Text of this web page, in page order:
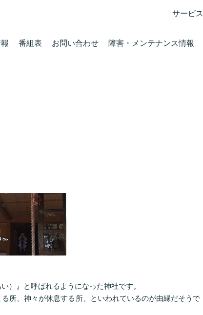
サービス
番組表 お問い合わせ 障害・メンテナンス情報
）』と呼ばれるようになった神社です。
所、神々が休息する所、といわれているのが由縁だそうで